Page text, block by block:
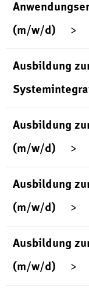
(m/w/d)
Ausbildung
Ausbildung
(m/w/d)
Ausbildung
(m/w/d)
Ausbildung
(m/w/d)